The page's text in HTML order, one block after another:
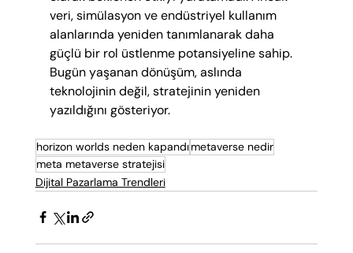
veri, simülasyon ve endüstriyel kullanım
alanlarında yeniden tanımlanarak daha
güçlü bir rol üstlenme potansiyeline sahip.
Bugün yaşanan dönüşüm, aslında
teknolojinin değil, stratejinin yeniden
yazıldığını gösteriyor.
horizon worlds neden kapandımetaverse nedir
meta metaverse stratejisi
Dijital Pazarlama Trendleri